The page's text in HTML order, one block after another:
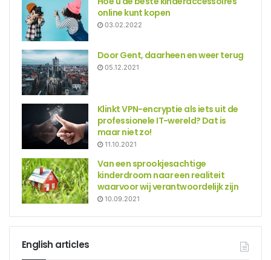
online kunt kopen
03.02.2022
Door Gent, daarheen en weer terug
05.12.2021
Klinkt VPN-encryptie als iets uit de
professionele IT-wereld? Dat is
maar niet zo!
11.10.2021
Van een sprookjesachtige
kinderdroom naar een realiteit
waarvoor wij verantwoordelijk zijn
10.09.2021
English articles